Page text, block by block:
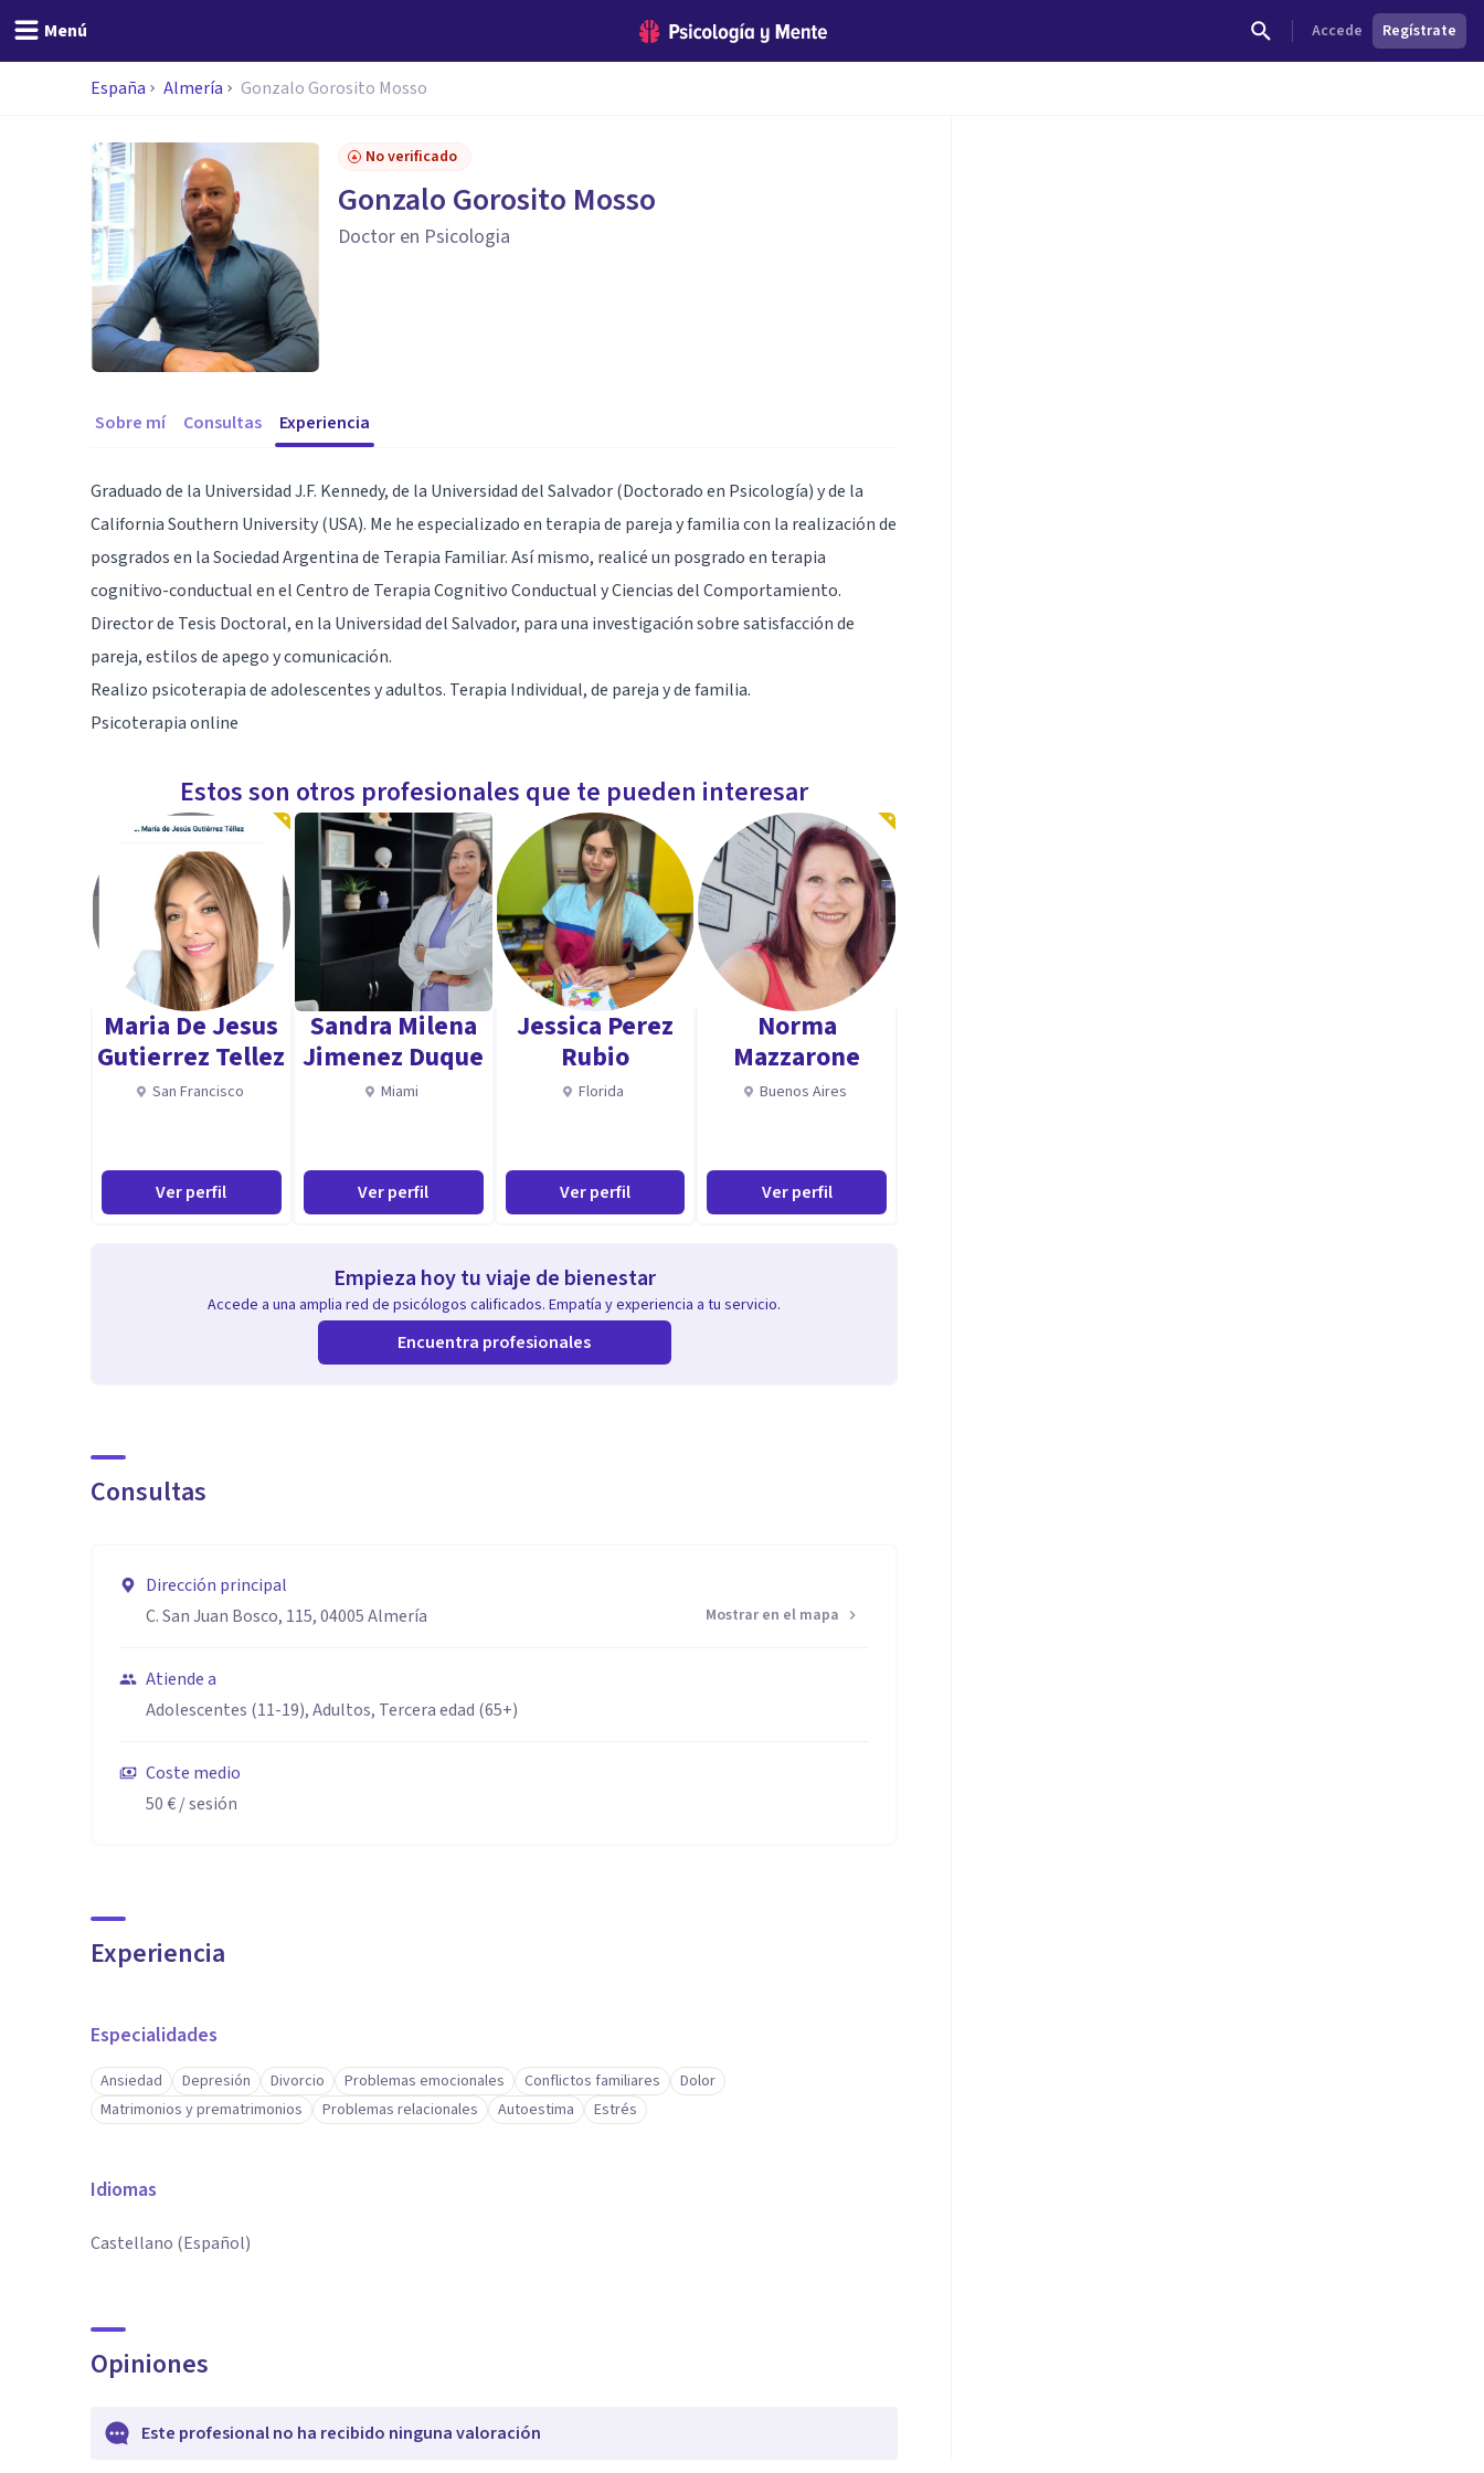
Menú Accede Regístrate
España Almería Gonzalo Gorosito Mosso
No verificado
Gonzalo Gorosito Mosso
Doctor en Psicologia
Sobre mí Consultas Experiencia
Graduado de la Universidad J.F. Kennedy, de la Universidad del Salvador (Doctorado en Psicología) y de la
California Southern University (USA). Me he especializado en terapia de pareja y familia con la realización de
posgrados en la Sociedad Argentina de Terapia Familiar. Así mismo, realicé un posgrado en terapia
cognitivo-conductual en el Centro de Terapia Cognitivo Conductual y Ciencias del Comportamiento.
Director de Tesis Doctoral, en la Universidad del Salvador, para una investigación sobre satisfacción de
pareja, estilos de apego y comunicación.
Realizo psicoterapia de adolescentes y adultos. Terapia Individual, de pareja y de familia.
Psicoterapia online
Estos son otros profesionales que te pueden interesar
Maria De Jesus
Gutierrez Tellez
San Francisco
Ver perfil
Sandra Milena
Jimenez Duque
Miami
Ver perfil
Jessica Perez
Rubio
Florida
Ver perfil
Norma
Mazzarone
Buenos Aires
Ver perfil
Empieza hoy tu viaje de bienestar
Accede a una amplia red de psicólogos calificados. Empatía y experiencia a tu servicio.
Encuentra profesionales
Consultas
Dirección principal
C. San Juan Bosco, 115, 04005 Almería
Mostrar en el mapa
Atiende a
Adolescentes (11-19), Adultos, Tercera edad (65+)
Coste medio
50 €/ sesión
Experiencia
Especialidades
Ansiedad Depresión Divorcio Problemas emocionales Conflictos familiares
Dolor
Matrimonios y prematrimonios
Problemas relacionales Autoestima Estrés
Idiomas
Castellano (Español)
Opiniones
Este profesional no ha recibido ninguna valoración